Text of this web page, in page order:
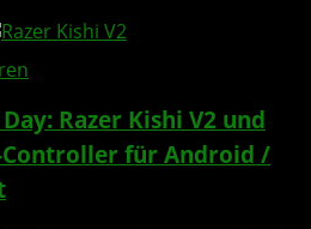
Razer Kishi V2 und
Controller für Android /